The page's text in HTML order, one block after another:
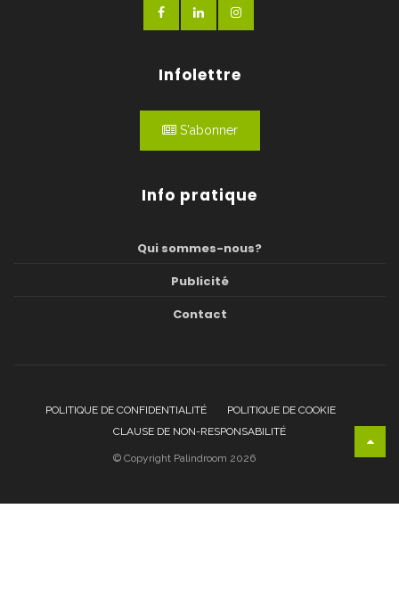
Infolettre
S'abonner
Info pratique
Qui sommes-nous?
Publicité
Contact
POLITIQUE DE CONFIDENTIALITÉ
POLITIQUE DE COOKIE
CLAUSE DE NON-RESPONSABILITÉ
© Copyright Palindroom 2026